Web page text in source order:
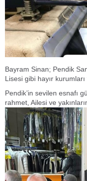
Bayram Sinan; Pendik
Lisesi gibi hayır kurumları
Pendik’in sevilen esnafı
rahmet, Ailesi ve